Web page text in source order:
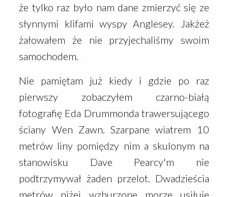
że tylko raz było nam dane zmierzyć się ze
słynnymi klifami wyspy Anglesey. Jakżeż
żałowałem że nie przyjechaliśmy swoim
samochodem.
Nie pamiętam już kiedy i gdzie po raz
pierwszy zobaczyłem czarno-białą
fotografię Eda Drummonda trawersującego
ściany Wen Zawn. Szarpane wiatrem 10
metrów liny pomiędzy nim a skulonym na
stanowisku Dave Pearcy'm nie
podtrzymywał żaden przelot. Dwadzieścia
metrów niżej wzburzone morze usiłuje